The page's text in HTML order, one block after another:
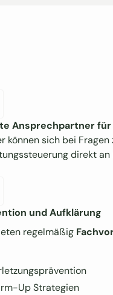
Ansprechpartner für
können sich bei
direkt an
und Aufklärung
regelmäßig
Up Strategien